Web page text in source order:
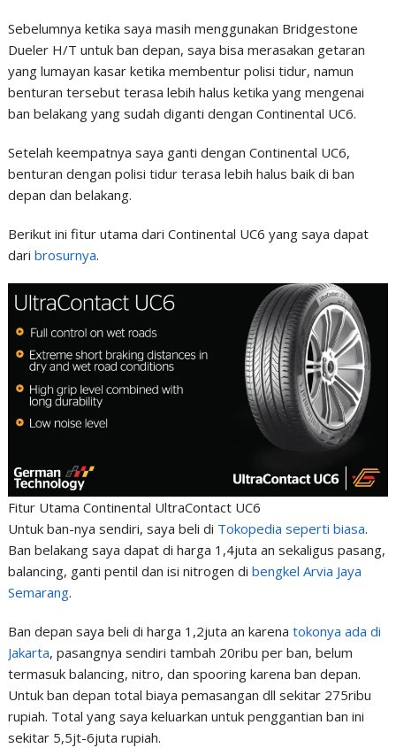
Sebelumnya ketika saya masih menggunakan Bridgestone
Dueler H/T untuk ban depan, saya bisa merasakan getaran
yang lumayan kasar ketika membentur polisi tidur, namun
benturan tersebut terasa lebih halus ketika yang mengenai
ban belakang yang sudah diganti dengan Continental UC6.
Setelah keempatnya saya ganti dengan Continental UC6,
benturan dengan polisi tidur terasa lebih halus baik di ban
depan dan belakang.
Berikut ini fitur utama dari Continental UC6 yang saya dapat
dari brosurnya.
Fitur Utama Continental UltraContact UC6
Untuk ban-nya sendiri, saya beli di Tokopedia seperti biasa.
Ban belakang saya dapat di harga 1,4juta an sekaligus pasang,
balancing, ganti pentil dan isi nitrogen di bengkel Arvia Jaya
Semarang.
Ban depan saya beli di harga 1,2juta an karena tokonya ada di
Jakarta, pasangnya sendiri tambah 20ribu per ban, belum
termasuk balancing, nitro, dan spooring karena ban depan.
Untuk ban depan total biaya pemasangan dll sekitar 275ribu
rupiah. Total yang saya keluarkan untuk penggantian ban ini
sekitar 5,5jt-6juta rupiah.